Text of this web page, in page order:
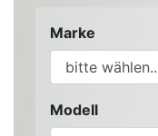
Marke
Modell